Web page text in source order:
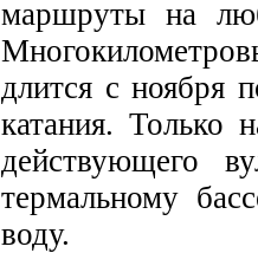
маршруты на
длится с ноября
катания. Только
действующего
термальному
воду.